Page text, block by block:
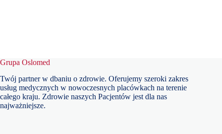
Grupa Oslomed
Twój partner w dbaniu o zdrowie. Oferujemy szeroki zakres
usług medycznych w nowoczesnych placówkach na terenie
całego kraju. Zdrowie naszych Pacjentów jest dla nas
najważniejsze.